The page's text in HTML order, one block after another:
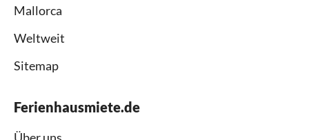
Mallorca
Weltweit
Sitemap
Ferienhausmiete.de